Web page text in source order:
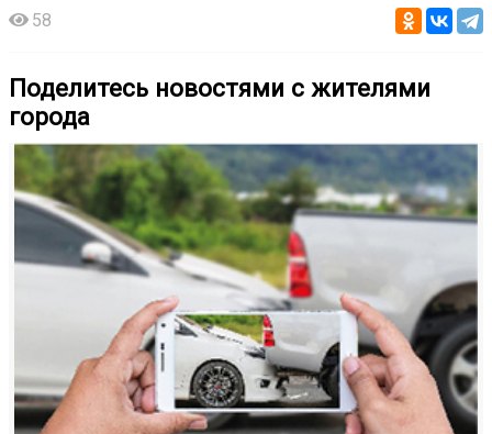
58
Поделитесь новостями с жителями
города